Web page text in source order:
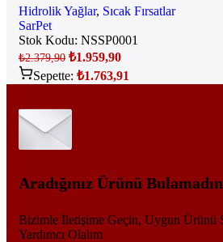
Hidrolik Yağlar, Sıcak Fırsatlar
SarPet
Stok Kodu: NSSP0001
₺2.379,90 ₺1.959,90
Sepette: ₺1.763,91
Aradığınız Ürünü
Bizimle İletişime Geçin, Uygun Ürünü
Yardımcı Olalım